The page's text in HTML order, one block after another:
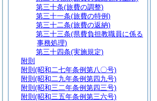
第三十条(旅費の調整)
第三十一条(旅費の特例)
第三十二条(旅費の返納)
第三十三条(県費負担教職員に係る
事務処理)
第三十四条(実施規定)
附則
附則 (昭和二七年条例第八〇号)
附則 (昭和二九年条例第四九号)
附則 (昭和三二年条例第四三号)
附則 (昭和三五年条例第三六号)